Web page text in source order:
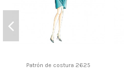
Patrón de costura 2625